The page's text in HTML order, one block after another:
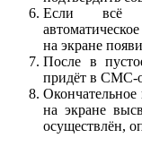
Если всё
на экране
После в
придёт в СМС-
на экране
осуществлён,